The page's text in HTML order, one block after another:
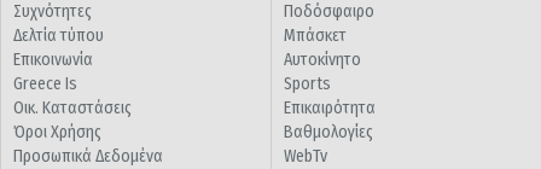
Συχνότητες
Δελτία τύπου
Επικοινωνία
Greece Is
Οικ. Καταστάσεις
Όροι Χρήσης
Προσωπικά Δεδομένα
Ποδόσφαιρο
Μπάσκετ
Αυτοκίνητο
Sports
Επικαιρότητα
Βαθμολογίες
WebTv